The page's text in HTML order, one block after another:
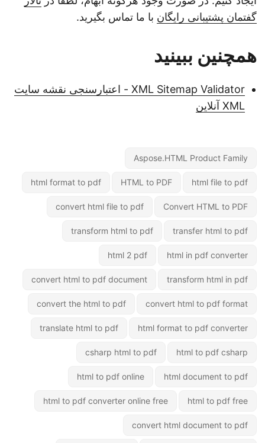
گفتمان پشتیبانی رایگانبا ما تماس بگیرید.
همچنین ببینید
XML Sitemap Validator - اعتبارسنجی نقشه سایت
XML آنلاین
Aspose.HTML Product Family
html file to pdf
HTML to PDF
html format to pdf
Convert HTML to PDF
convert html file to pdf
transfer html to pdf
transform html to pdf
html in pdf converter
html 2 pdf
transform html in pdf
convert html to pdf document
convert html to pdf format
convert the html to pdf
html format to pdf converter
translate html to pdf
html to pdf csharp
csharp html to pdf
html document to pdf
html to pdf online
html to pdf free
html to pdf converter online free
convert html document to pdf